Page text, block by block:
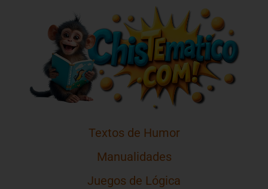
Textos de Humor
Manualidades
Juegos de Lógica